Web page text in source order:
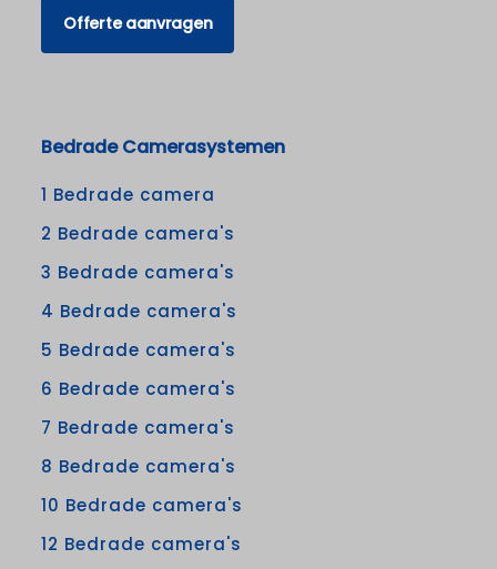
Offerte aanvragen
Bedrade Camerasystemen
1 Bedrade camera
2 Bedrade camera's
3 Bedrade camera's
4 Bedrade camera's
5 Bedrade camera's
6 Bedrade camera's
7 Bedrade camera's
8 Bedrade camera's
10 Bedrade camera's
12 Bedrade camera's